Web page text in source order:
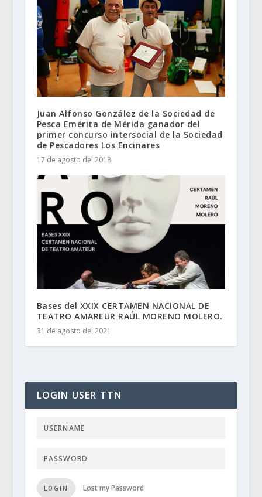
Juan Alfonso González de la Sociedad de
Pesca Emérita de Mérida ganador del
primer concurso intersocial de la Sociedad
de Pescadores Los Encinares
17 de agosto del 2018
Bases del XXIX CERTAMEN NACIONAL DE
TEATRO AMAREUR RAÚL MORENO MOLERO.
31 de agosto del 2021
LOGIN USER TTN
LOGIN Lost my Password